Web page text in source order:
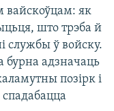
вайскоўцам: як
што трэба й
службы ў войску.
бурна адзначаць
позірк і